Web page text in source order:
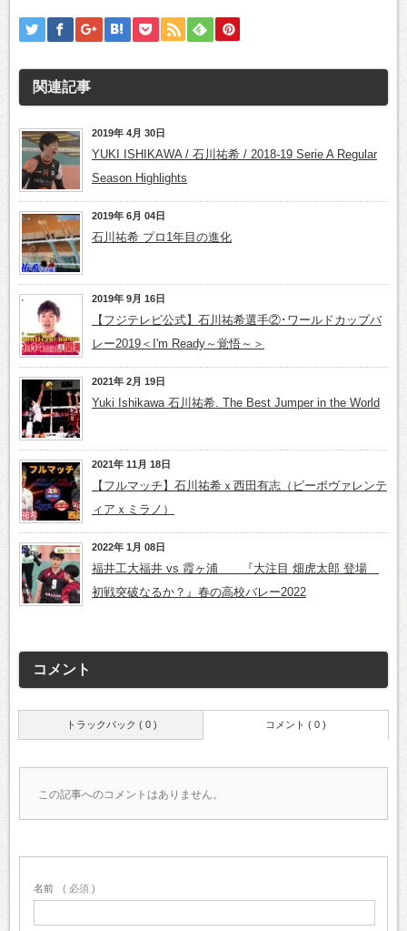
関連記事
2019年 4月 30日
YUKI ISHIKAWA / 石川祐希 / 2018-19 Serie A Regular
Season Highlights
2019年 6月 04日
石川祐希 プロ1年目の進化
2019年 9月 16日
【フジテレビ公式】石川祐希選手②･ワールドカップバ
レー2019＜I'm Ready～覚悟～＞
2021年 2月 19日
Yuki Ishikawa 石川祐希. The Best Jumper in the World
2021年 11月 18日
【フルマッチ】石川祐希ｘ西田有志（ビーボヴァレンテ
ィアｘミラノ）
2022年 1月 08日
福井工大福井 vs 霞ヶ浦 『大注目 畑虎太郎 登場
初戦突破なるか？』春の高校バレー2022
コメント
トラックバック ( 0 ) コメント ( 0 )
この記事へのコメントはありません。
名前 ( 必須 )